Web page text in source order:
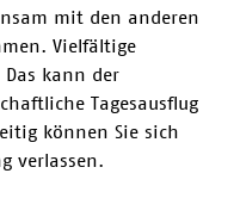
mit den anderen
Vielfältige
kann der
Tagesausflug
können Sie sich
verlassen.